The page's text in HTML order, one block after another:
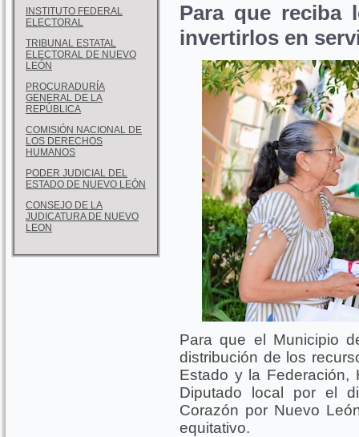
INSTITUTO FEDERAL
ELECTORAL
TRIBUNAL ESTATAL
ELECTORAL DE NUEVO
LEÓN
PROCURADURÍA
GENERAL DE LA
REPÚBLICA
COMISIÓN NACIONAL DE
LOS DERECHOS
HUMANOS
PODER JUDICIAL DEL
ESTADO DE NUEVO LEÓN
CONSEJO DE LA
JUDICATURA DE NUEVO
LEON
Para que reciba
invertirlos en
Para que el Municipio
distribución de los
Estado y la Federación,
Diputado local por el
Corazón por Nuevo
equitativo.